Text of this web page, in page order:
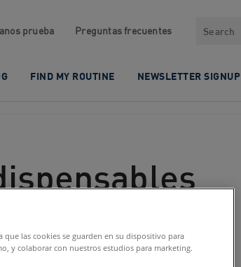
prueba Preguntas frecuentes Search
FIND MY ROUTINE NEWSLETTER SIGNUP
que las cookies se guarden en su dispositivo para
y colaborar con nuestros estudios para marketing.